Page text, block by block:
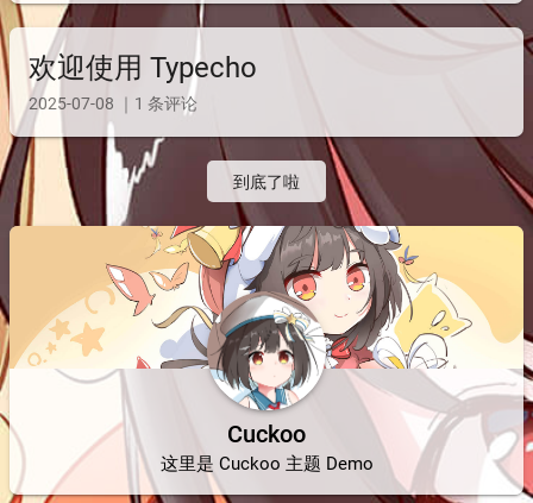
欢迎使用 Typecho
2025-07-08 ｜1 条评论
到底了啦
Cuckoo
这里是 Cuckoo 主题 Demo